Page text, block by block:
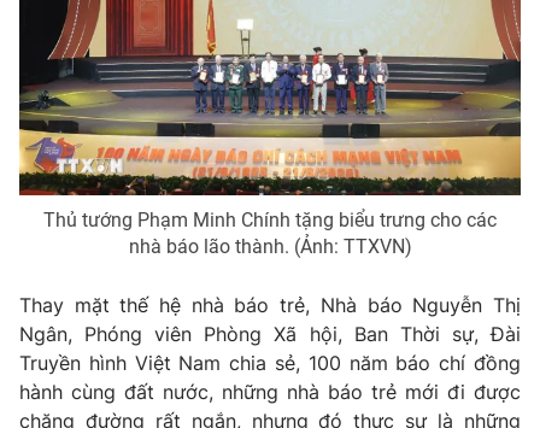
Thủ tướng Phạm Minh Chính tặng biểu trưng cho các
nhà báo lão thành. (Ảnh: TTXVN)
Thay mặt thế hệ nhà báo trẻ, Nhà báo Nguyễn Thị
Ngân, Phóng viên Phòng Xã hội, Ban Thời sự, Đài
Truyền hình Việt Nam chia sẻ, 100 năm báo chí đồng
hành cùng đất nước, những nhà báo trẻ mới đi được
chặng đường rất ngắn, nhưng đó thực sự là những